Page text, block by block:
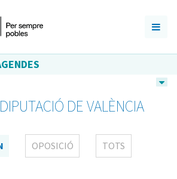
DE VALÈNCIA
OPOSICIÓ TOTS